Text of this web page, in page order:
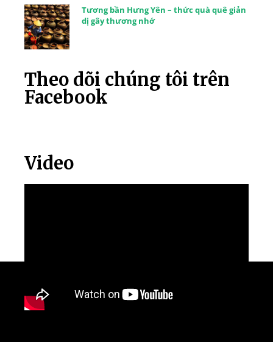
Tương bần Hưng Yên – thức quà quê giản
dị gây thương nhớ
Theo dõi chúng tôi trên
Facebook
Video